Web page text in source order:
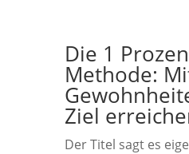
Die 1
Methode:
Ziel
Der Titel sagt es